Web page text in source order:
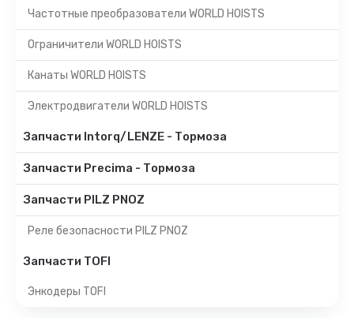
Частотные преобразователи WORLD HOISTS
Ограничители WORLD HOISTS
Канаты WORLD HOISTS
Электродвигатели WORLD HOISTS
Запчасти Intorq/LENZE - Тормоза
Запчасти Precima - Тормоза
Запчасти PILZ PNOZ
Реле безопасности PILZ PNOZ
Запчасти TOFI
Энкодеры TOFI